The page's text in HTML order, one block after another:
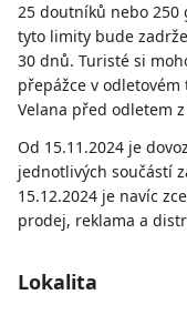
25 doutníků nebo
tyto limity bude
30 dnů. Turisté si
přepážce v
Velana před odletem
Od 15.11.2024 je
jednotlivých součástí
15.12.2024 je navíc
prodej, reklama a
Lokalita